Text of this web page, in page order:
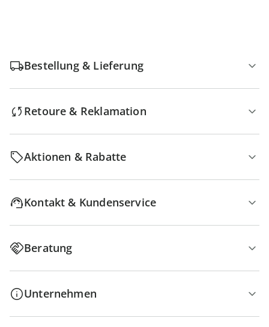
Bestellung & Lieferung
Retoure & Reklamation
Aktionen & Rabatte
Kontakt & Kundenservice
Beratung
Unternehmen